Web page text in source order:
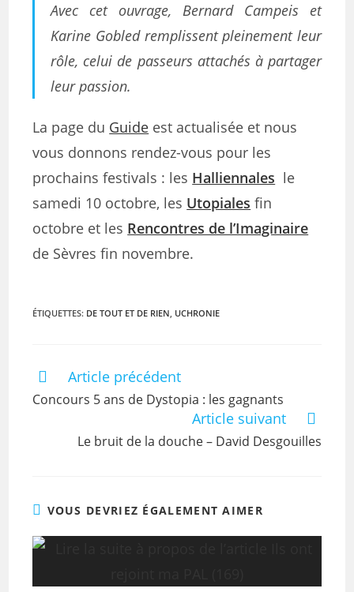
Avec cet ouvrage, Bernard Campeis et
Karine Gobled remplissent pleinement leur
rôle, celui de passeurs attachés à partager
leur passion.
La page du Guide est actualisée et nous
vous donnons rendez-vous pour les
prochains festivals : les Halliennales le
samedi 10 octobre, les Utopiales fin
octobre et les Rencontres de l’Imaginaire
de Sèvres fin novembre.
ÉTIQUETTES: DE TOUT ET DE RIEN, UCHRONIE
Article précédent
Concours 5 ans de Dystopia : les gagnants
Article suivant
Le bruit de la douche – David Desgouilles
VOUS DEVRIEZ ÉGALEMENT AIMER